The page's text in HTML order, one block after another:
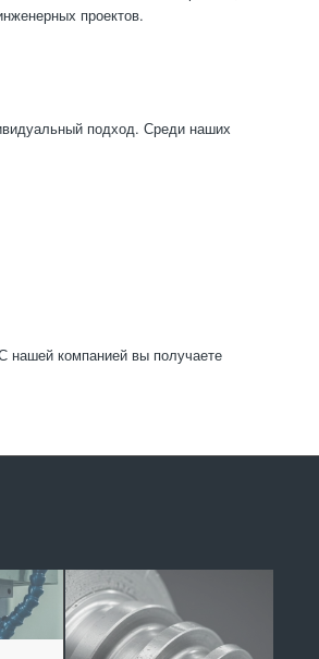
проектов.
подход. Среди наших
нашей компанией вы получаете